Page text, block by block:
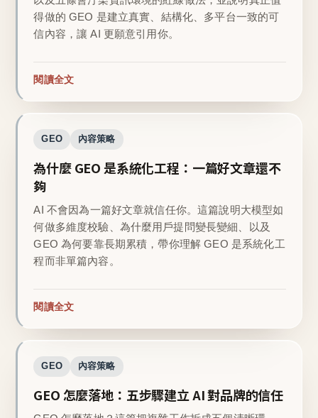
得做的 GEO 是建立真實、結構化、多平台一致的可
信內容，讓 AI 更願意引用你。
閱讀全文
GEO 內容策略
為什麼 GEO 是系統化工程：一篇好文章還不
夠
AI 不會因為一篇好文章就信任你。這篇說明大模型如
何做多維度校驗、為什麼用戶提問變長變細、以及
GEO 為何要靠長期累積，帶你理解 GEO 是系統化工
程而非單篇內容。
閱讀全文
GEO 內容策略
GEO 怎麼落地：五步驟建立 AI 對品牌的信任